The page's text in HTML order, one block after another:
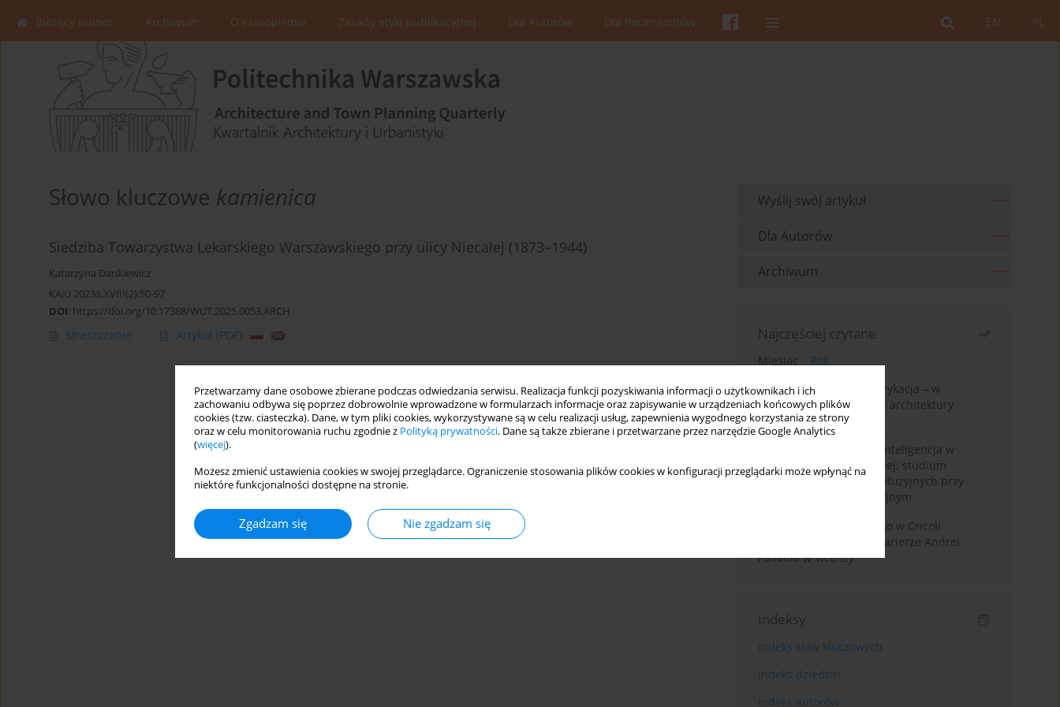
Przetwarzamy dane osobowe zbierane podczas odwiedzania serwisu. Realizacja funkcji pozyskiwania informacji o użytkownikach i ich
zachowaniu odbywa się poprzez dobrowolnie wprowadzone w formularzach informacje oraz zapisywanie w urządzeniach końcowych plików
cookies (tzw. ciasteczka). Dane, w tym pliki cookies, wykorzystywane są w celu realizacji usług, zapewnienia wygodnego korzystania ze strony
oraz w celu monitorowania ruchu zgodnie z Polityką prywatności. Dane są także zbierane i przetwarzane przez narzędzie Google Analytics
(więcej).
Możesz zmienić ustawienia cookies w swojej przeglądarce. Ograniczenie stosowania plików cookies w konfiguracji przeglądarki może wpłynąć na
niektóre funkcjonalności dostępne na stronie.
Zgadzam się Nie zgadzam się
PL
EN
Bieżący numer Archiwum O czasopiśmie Zasady etyki publikacyjnej Dla Autorów Dla Recenzentów
Słowo kluczowe kamienica
Siedziba Towarzystwa Lekarskiego Warszawskiego przy ulicy Niecałej (1873–1944)
Katarzyna Dankiewicz
KAiU 2023;LXVIII(2):50-97
DOI: https://doi.org/10.17388/WUT.2025.0053.ARCH
Streszczenie Artykuł (PDF)
Wyślij swój artykuł
Dla Autorów
Archiwum
Najczęściej czytane
Miesiąc
Rok
Walter Gropius i prefabrykacja – w
poszukiwaniu dostępnej architektury
mieszkaniowej
Generatywna sztuczna inteligencja w
edukacji architektonicznej: studium
wykorzystania modeli dyfuzyjnych przy
projektowaniu koncepcyjnym
Przebudowa willi Trissino w Cricoli
pierwszym krokiem ku karierze Andrei
Palladia w Vicenzy
Indeksy
Indeks słów kluczowych
Indeks dziedzin
Indeks autorów